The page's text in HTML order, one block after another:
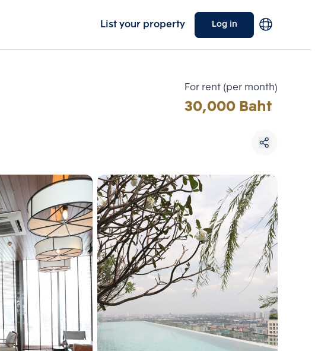
List your property Log in
For rent (per month)
30,000 Baht
Add comparative units
Number 3
Choose comparative unit
Maximum 3 units
Compare
Clear all